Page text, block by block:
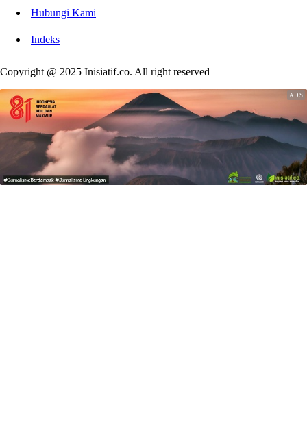
Hubungi Kami
Indeks
Copyright @ 2025 Inisiatif.co. All right reserved